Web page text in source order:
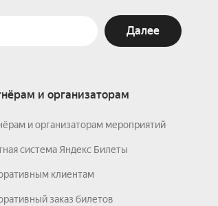
Далее
и организаторам
и организаторам мероприятий
система Яндекс Билеты
клиентам
заказ билетов